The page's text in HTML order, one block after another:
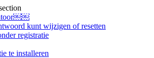
kunt wijzigen of resetten
registratie
te installeren